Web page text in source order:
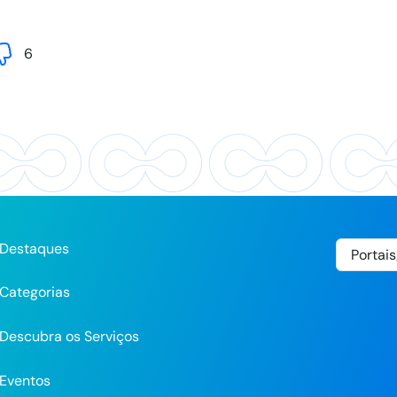
6
Destaques
Categorias
Descubra os Serviços
Eventos